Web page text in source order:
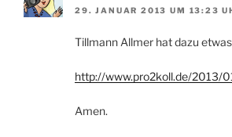
29. JANUAR 2013 UM 13:23
Tillmann Allmer hat dazu
http://www.pro2koll.de/2013/
Amen.